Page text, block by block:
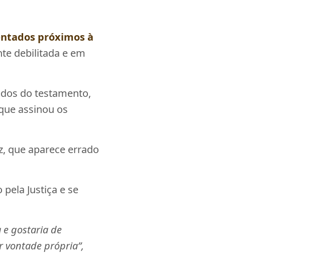
próximos à
debilitada e em
do testamento,
assinou os
que aparece errado
Justiça e se
e gostaria de
vontade própria”,